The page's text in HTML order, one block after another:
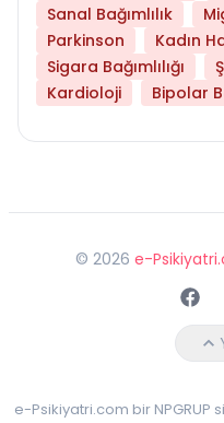
Sanal Bağımlılık
Parkinson
Kadın
Sigara Bağımlılığı
Kardioloji
Bipolar
© 2026 e-
e-Psikiyatri.com bir NPGRUP